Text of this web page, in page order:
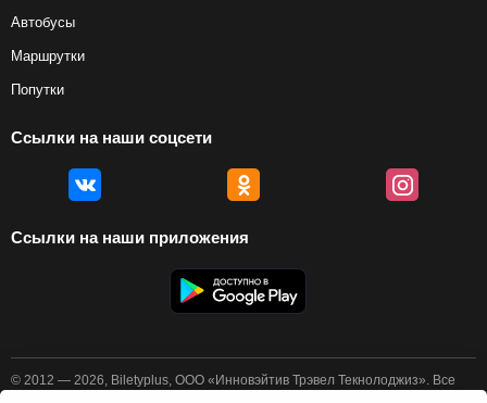
Автобусы
Маршрутки
Попутки
Ссылки на наши соцсети
Ссылки на наши приложения
© 2012 — 2026, Biletyplus, ООО «Инновэйтив Трэвел Текнолоджиз». Все